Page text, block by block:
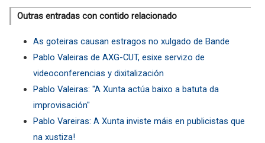
Outras entradas con contido relacionado
As goteiras causan estragos no xulgado de Bande
Pablo Valeiras de AXG-CUT, esixe servizo de
videoconferencias y dixitalización
Pablo Valeiras: "A Xunta actúa baixo a batuta da
improvisación"
Pablo Vareiras: A Xunta inviste máis en publicistas que
na xustiza!